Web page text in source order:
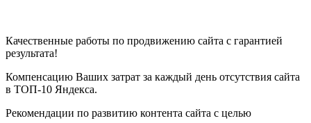
Качественные работы по продвижению сайта с гарантией
результата!
Компенсацию Ваших затрат за каждый день отсутствия сайта
в ТОП-10 Яндекса.
Рекомендации по развитию контента сайта с целью